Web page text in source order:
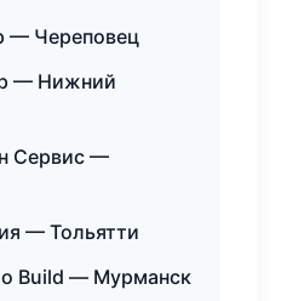
— Череповец
— Нижний
Сервис —
— Тольятти
Build — Мурманск